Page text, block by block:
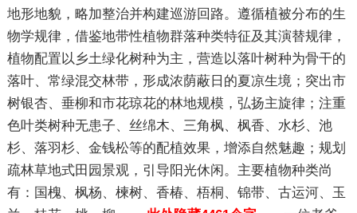
地形地貌，略加整治并构建巡游回路。遵循植被分布的生
物学规律，借鉴地带性植物群落种类特征及其演替规律，
植物配置以乡土绿化树种为主，营造以落叶树种为骨干的
落叶、常绿混交林带，形成浓荫蔽日的夏凉生境；突出市
树银杏、垂柳和市花琼花的林地规模，弘扬主旋律；注重
色叶类树种无患子、丝绵木、三角枫、枫香、水杉、池
杉、落羽杉、金钱松等的配植效果，增添自然魅趣；规划
疏林草地式田园景观，引导阳光休闲。主要植物种类尚
有：国槐、枫杨、楝树、香椿、梧桐、锦带、古运河、玉